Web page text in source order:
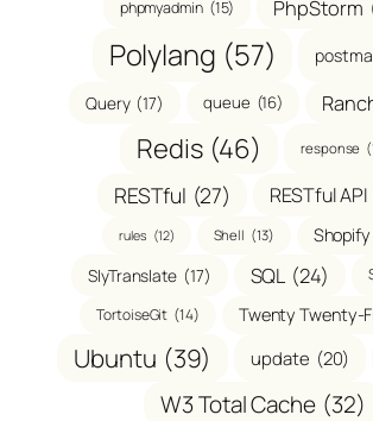
phpmyadmin (15) PhpStorm
Polylang (57)
Query (17) queue (16)
Redis (46) response
RESTful (27) RESTful API
rules (12) Shell (13) Shopify
SlyTranslate (17) SQL (24)
TortoiseGit (14) Twenty Twenty-
Ubuntu (39) update (20)
W3 Total Cache (32)